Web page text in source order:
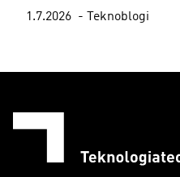
1.7.2026 Teknoblogi